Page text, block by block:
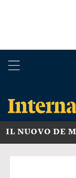
IL NUOVO DE